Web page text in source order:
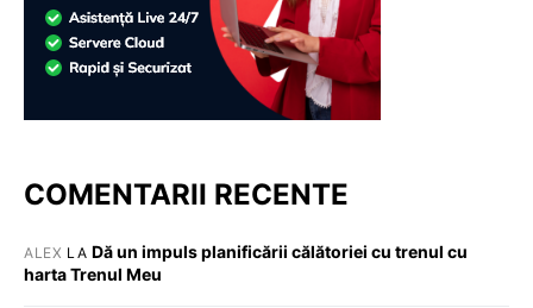
COMENTARII RECENTE
ALEX LA Dă un impuls planificării călătoriei cu trenul cu
harta Trenul Meu